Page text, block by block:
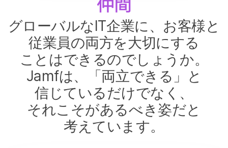
仲間
グローバルなIT企業に、​お客様と​
従業員の​両方を​大切に​する​
ことは​できるのでしょうか。
Jamfは、​「両立できる」と​
信じているだけでなく、​
それこそが​あるべき姿だと​
考えています。